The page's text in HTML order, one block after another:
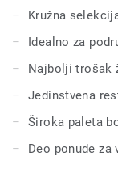
ovom podu vrati
i usklađenim
disipativne i
ponuda sa više
Kružna
Idealno za
Najbolji trošak
Jedinstvena
Široka paleta
Deo ponude za